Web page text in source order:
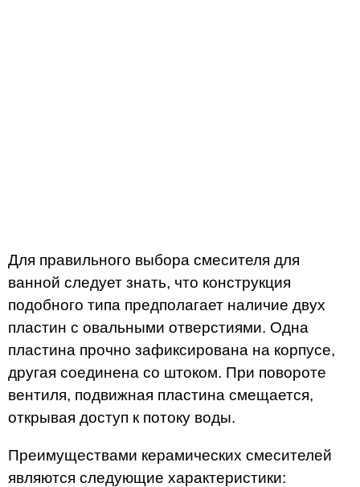
Для правильного выбора смесителя для
ванной следует знать, что конструкция
подобного типа предполагает наличие двух
пластин с овальными отверстиями. Одна
пластина прочно зафиксирована на корпусе,
другая соединена со штоком. При повороте
вентиля, подвижная пластина смещается,
открывая доступ к потоку воды.
Преимуществами керамических смесителей
являются следующие характеристики: